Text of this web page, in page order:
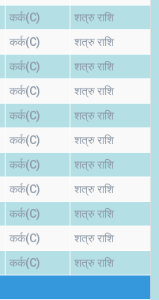
कर्क(C) शत्रु राशि
कर्क(C) शत्रु राशि
कर्क(C) शत्रु राशि
कर्क(C) शत्रु राशि
कर्क(C) शत्रु राशि
कर्क(C) शत्रु राशि
कर्क(C) शत्रु राशि
कर्क(C) शत्रु राशि
कर्क(C) शत्रु राशि
कर्क(C) शत्रु राशि
कर्क(C) शत्रु राशि